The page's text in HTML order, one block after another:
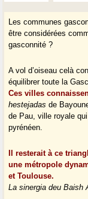
Les communes
être considérées
gasconnité ?
A vol d’oiseau celà
équilibrer toute la
Ces villes
hestejadas de
de Pau, ville royale
pyrénéen.
Il resterait à ce
une métropole
et Toulouse.
La sinergia deu Baish